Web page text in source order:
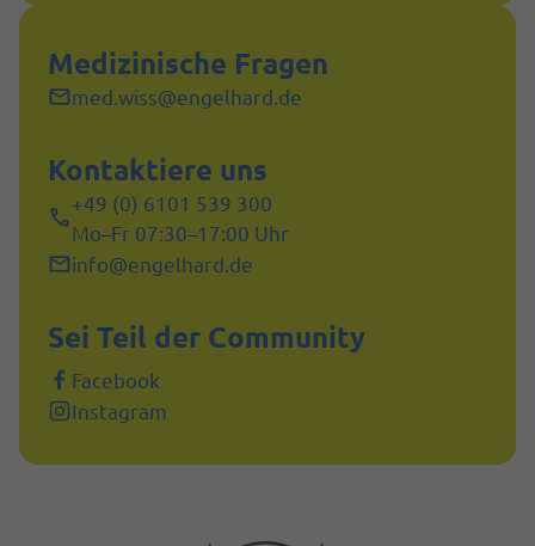
Medizinische Fragen
med.wiss@engelhard.de
Kontaktiere uns
+49 (0) 6101 539 300
Mo–Fr 07:30–17:00 Uhr
info@engelhard.de
Sei Teil der Community
Facebook
Instagram